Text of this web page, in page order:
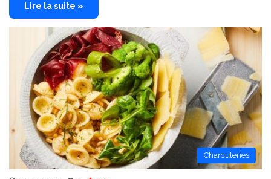
Lire la suite »
Charcuteries